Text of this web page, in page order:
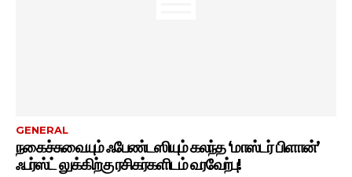
GENERAL
நகைச்சுவையும் ஃபேண்டஸியும் கலந்த ‘மாஸ்டர் பிளான்’
ஃபர்ஸ்ட் லுக்கிற்கு ரசிகர்களிடம் வரவேற்பு!